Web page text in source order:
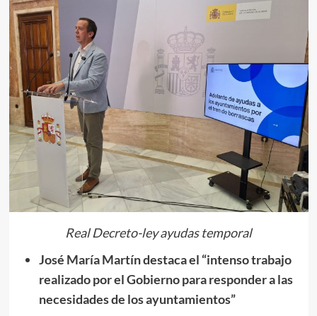
Real Decreto-ley ayudas temporal
José María Martín destaca el “intenso trabajo
realizado por el Gobierno para responder a las
necesidades de los ayuntamientos”